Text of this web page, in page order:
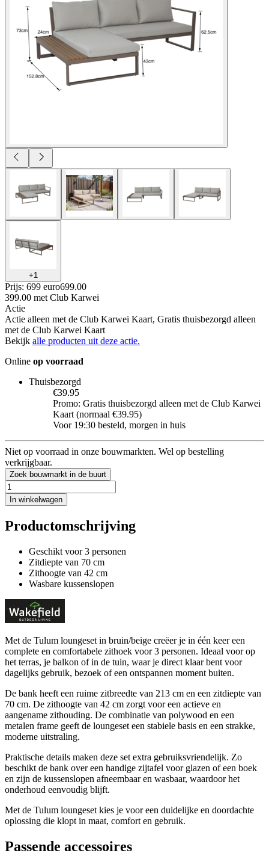
+1
Prijs: 699 euro699.00
399.00 met Club Karwei
Actie
Actie alleen met de Club Karwei Kaart, Gratis thuisbezorgd alleen
met de Club Karwei Kaart
Bekijk alle producten uit deze actie.
Online op voorraad
Thuisbezorgd
€39.95
Promo: Gratis thuisbezorgd alleen met de Club Karwei
Kaart (normaal €39.95)
Voor 19:30 besteld, morgen in huis
Niet op voorraad in onze bouwmarkten. Wel op bestelling
verkrijgbaar.
Zoek bouwmarkt in de buurt
In winkelwagen
Productomschrijving
Geschikt voor 3 personen
Zitdiepte van 70 cm
Zithoogte van 42 cm
Wasbare kussenslopen
Met de Tulum loungeset in bruin/beige creëer je in één keer een
complete en comfortabele zithoek voor 3 personen. Ideaal voor op
het terras, je balkon of in de tuin, waar je direct klaar bent voor
dagelijks gebruik, bezoek of een ontspannen moment buiten.
De bank heeft een ruime zitbreedte van 213 cm en een zitdiepte van
70 cm. De zithoogte van 42 cm zorgt voor een actieve en
aangename zithouding. De combinatie van polywood en een
metalen frame geeft de loungeset een stabiele basis en een strakke,
moderne uitstraling.
Praktische details maken deze set extra gebruiksvriendelijk. Zo
beschikt de bank over een handige zijtafel voor glazen of een boek
en zijn de kussenslopen afneembaar en wasbaar, waardoor het
onderhoud eenvoudig blijft.
Met de Tulum loungeset kies je voor een duidelijke en doordachte
oplossing die klopt in maat, comfort en gebruik.
Passende accessoires